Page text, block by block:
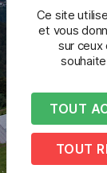
Lundi,
Mardi, jeudi
Ce site
et vous
sur ceux
TOUT
TOUT